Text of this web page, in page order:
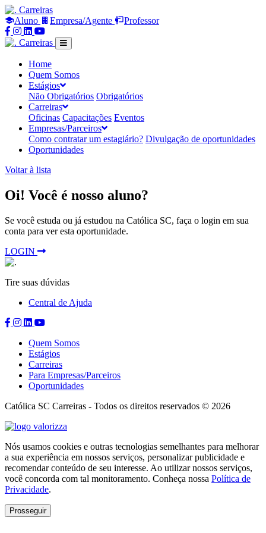
Carreiras
Aluno
Empresa/Agente
Professor
Compartilhar
no
Compartilhar
no
Instagram
Compartilhar
no
Linkedin
Compartilhar
no
Youtube
Carreiras
Home
Quem Somos
Estágios
Não Obrigatórios Obrigatórios
Carreiras
Oficinas Capacitações Eventos
Empresas/Parceiros
Como contratar um estagiário? Divulgação de oportunidades
Oportunidades
Voltar à lista
Oi! Você é nosso aluno?
Se você estuda ou já estudou na Católica SC, faça o login em sua
conta para ver esta oportunidade.
LOGIN
Tire suas dúvidas
Central de Ajuda
Compartilhar
Facebook
Compartilhar
Instagram
Compartilhar
Linkedin
Compartilhar
Youtube
Quem Somos
Estágios
Carreiras
Para Empresas/Parceiros
Oportunidades
Católica SC Carreiras - Todos os direitos reservados © 2026
Nós usamos cookies e outras tecnologias semelhantes para melhorar
a sua experiência em nossos serviços, personalizar publicidade e
recomendar conteúdo de seu interesse. Ao utilizar nossos serviços,
você concorda com tal monitoramento. Conheça nossa Política de
Privacidade.
Prosseguir